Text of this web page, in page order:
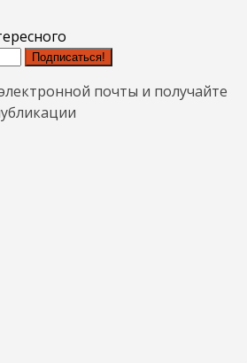
Подписаться!
почты и получайте